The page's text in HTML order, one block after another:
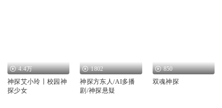
4.4万
神探艾小玲丨校园神
探少女
1802
神探方东人/AI多播
剧/神探悬疑
850
双魂神探